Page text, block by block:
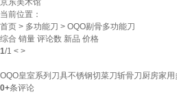
京东美术馆
当前位置：
首页 > 多功能刀 > OQO剔骨多功能刀
综合 销量 评论数 新品 价格
1/1 < >
OQO皇室系列刀具不锈钢切菜刀斩骨刀厨房家
0+条评论